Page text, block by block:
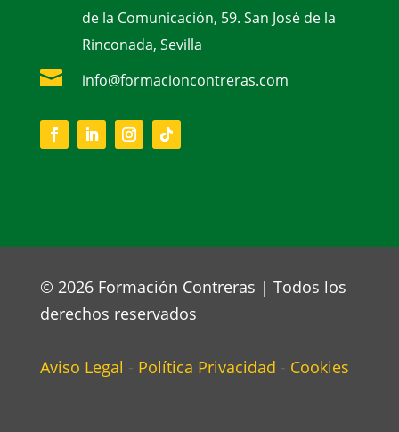
de la Comunicación, 59. San José de la
Rinconada, Sevilla
 info@formacioncontreras.com
© 2026 Formación Contreras | Todos los
derechos reservados
Aviso Legal - Política Privacidad - Cookies